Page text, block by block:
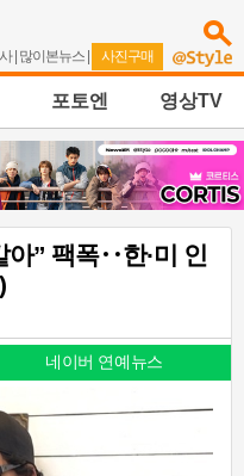
| 많이본뉴스 | 사진구매
포토엔 영상TV
아” 팩폭‥한·미 인
네이버 연예뉴스